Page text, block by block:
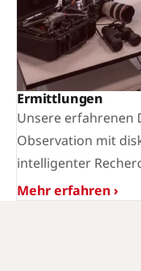
Ermittlungen
Unsere erfahrenen
Observation mit
intelligenter
Mehr erfahren ›